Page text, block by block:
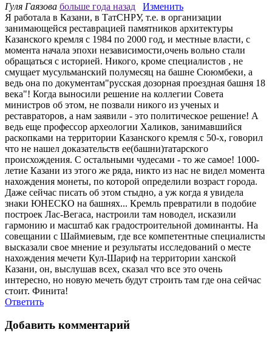
Гуля Гаязова больше года назад
Изменить
Я работала в Казани, в ТатСНРУ, т.е. в организации
занимающейся реставрацией памятников архитектуры
Казанского кремля с 1984 по 2000 год, и местные власти, с
момента начала эпохи независимости,очень вольно стали
обращаться с историей. Никого, кроме специалистов , не
смущает мусульманский полумесяц на башне Сююмбеки, а
ведь она по документам"русская дозорная проездная башня 18
века"! Когда выносили решение на коллегии Совета
министров об этом, не позвали никого из ученых и
реставраторов, а нам заявили - это политическое решение! А
ведь еще профессор археологии Халиков, занимавшийся
раскопками на территории Казанского кремля с 50-х, говорил
что не нашел доказательств ее(башни)татарского
происхождения. С остальными чудесами - то же самое! 1000-
летие Казани из этого же ряда, никто из нас не видел момента
нахождения монеты, по которой определили возраст города.
Даже сейчас писать об этом стыдно, а уж когда я увидела
знаки ЮНЕСКО на башнях... Кремль превратили в подобие
построек Лас-Вегаса, настроили там новодел, исказили
гармонию и масштаб как градостроительной доминанты. На
совещании с Шаймиевым, где все компетентные специалисты
высказали свое мнение и результаты исследований о месте
нахождения мечети Кул-Шариф на территории ханской
Казани, он, выслушав всех, сказал что все это очень
интересно, но новую мечеть будут строить там где она сейчас
стоит. Финита!
Ответить
Добавить комментарий